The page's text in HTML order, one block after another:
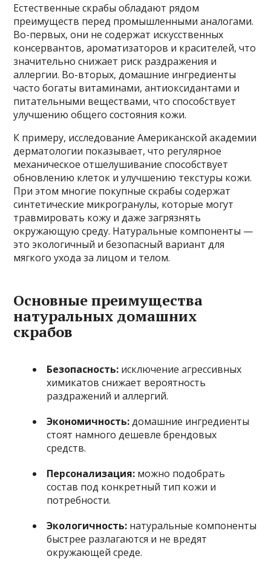
Естественные скрабы обладают рядом
преимуществ перед промышленными аналогами.
Во-первых, они не содержат искусственных
консервантов, ароматизаторов и красителей, что
значительно снижает риск раздражения и
аллергии. Во-вторых, домашние ингредиенты
часто богаты витаминами, антиоксидантами и
питательными веществами, что способствует
улучшению общего состояния кожи.
К примеру, исследование Американской академии
дерматологии показывает, что регулярное
механическое отшелушивание способствует
обновлению клеток и улучшению текстуры кожи.
При этом многие покупные скрабы содержат
синтетические микрогранулы, которые могут
травмировать кожу и даже загрязнять
окружающую среду. Натуральные компоненты —
это экологичный и безопасный вариант для
мягкого ухода за лицом и телом.
Основные преимущества
натуральных домашних
скрабов
Безопасность: исключение агрессивных
химикатов снижает вероятность
раздражений и аллергий.
Экономичность:домашние ингредиенты
стоят намного дешевле брендовых
средств.
Персонализация: можно подобрать
состав под конкретный тип кожи и
потребности.
Экологичность: натуральные компоненты
быстрее разлагаются и не вредят
окружающей среде.